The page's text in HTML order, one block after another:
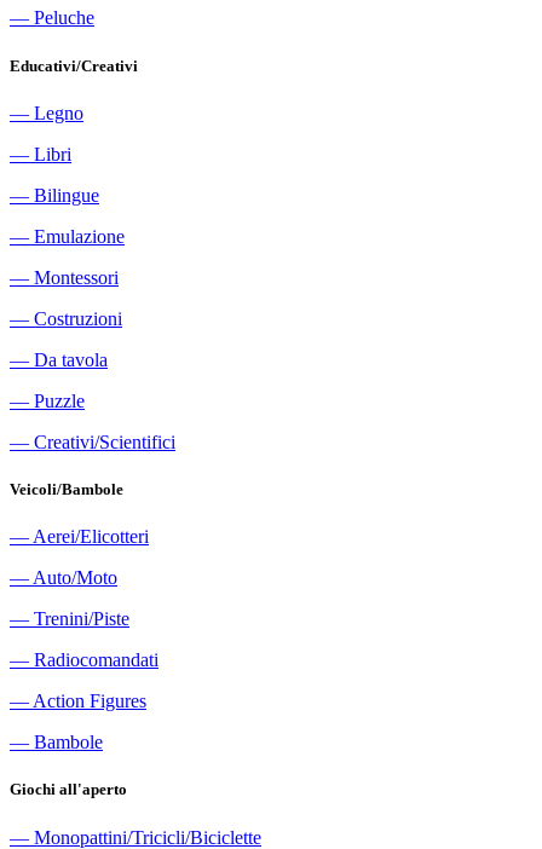
― Peluche
Educativi/Creativi
― Legno
― Libri
― Bilingue
― Emulazione
― Montessori
― Costruzioni
― Da tavola
― Puzzle
― Creativi/Scientifici
Veicoli/Bambole
― Aerei/Elicotteri
― Auto/Moto
― Trenini/Piste
― Radiocomandati
― Action Figures
― Bambole
Giochi all'aperto
― Monopattini/Tricicli/Biciclette